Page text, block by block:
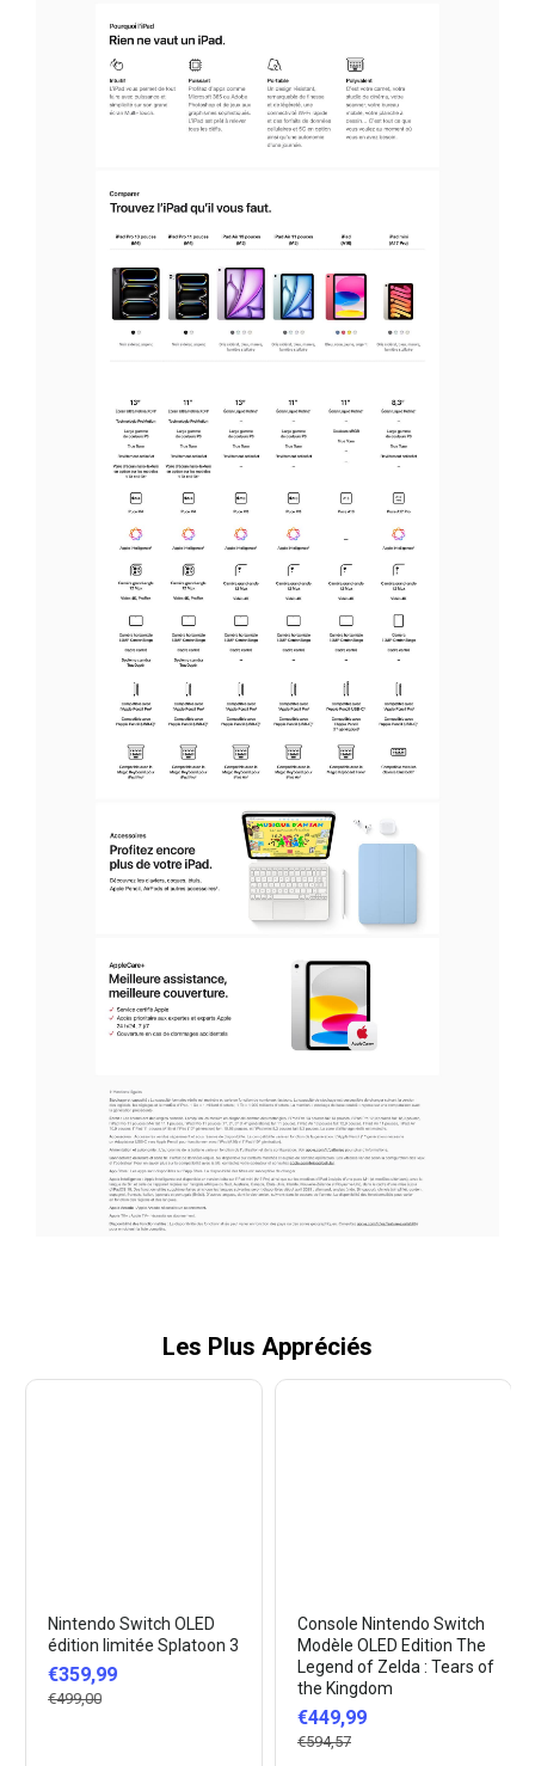
Les Plus Appréciés
Nintendo Switch OLED
édition limitée Splatoon 3
€359,99
€499,00
Console Nintendo Switch
Modèle OLED Edition The
Legend of Zelda : Tears of
the Kingdom
€449,99
€594,57